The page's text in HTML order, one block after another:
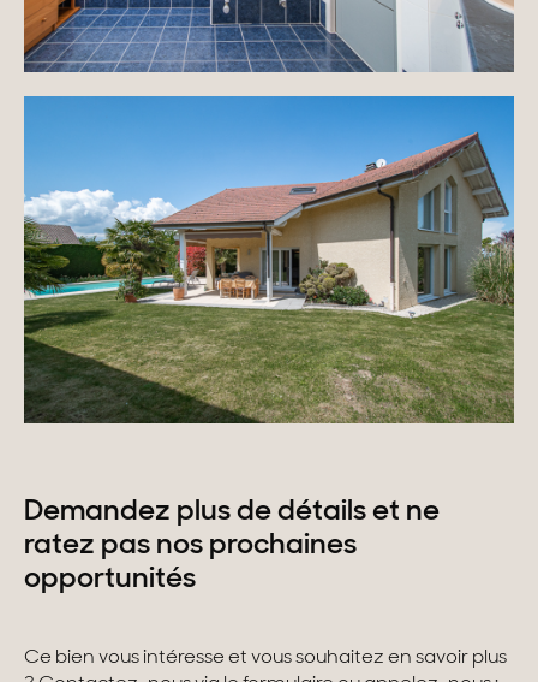
Demandez plus de détails et ne
ratez pas nos prochaines
opportunités
Ce bien vous intéresse et vous souhaitez en savoir plus